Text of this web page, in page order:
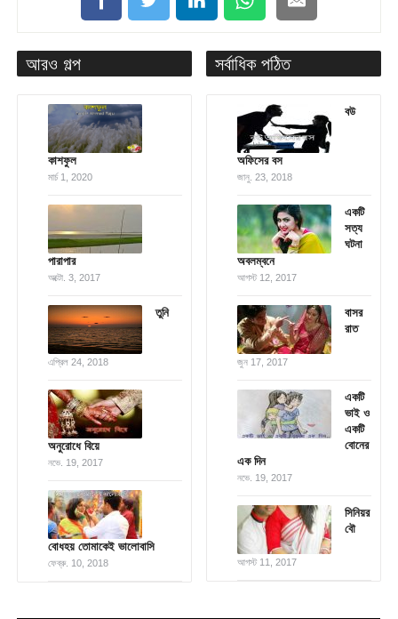
আরও গল্প
কাশফুল
মার্চ 1, 2020
পারাপার
অক্টো. 3, 2017
তুনি
এপ্রিল 24, 2018
অনুরোধে বিয়ে
নভে. 19, 2017
বোধহয় তোমাকেই ভালোবাসি
ফেব্রু. 10, 2018
সর্বাধিক পঠিত
বউ
অফিসের বস
জানু. 23, 2018
একটি
সত্য
ঘটনা
অবলম্বনে
আগস্ট 12, 2017
বাসর
রাত
জুন 17, 2017
একটি
ভাই ও
একটি
বোনের
এক দিন
নভে. 19, 2017
সিনিয়র
বৌ
আগস্ট 11, 2017